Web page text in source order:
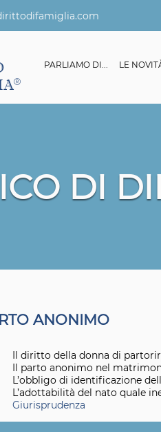
PARLIAMO DI... LE
DI
ANONIMO
Il diritto della donna di
Il parto anonimo nel
L’obbligo di identificazione
L’adottabilità del nato quale
Giurisprudenza